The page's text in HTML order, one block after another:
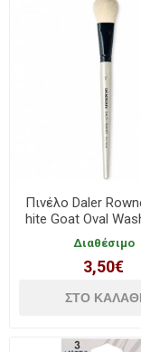
Πινέλo Daler
hite Goat Oval
Handle
Διαθέσιμο
3,50€